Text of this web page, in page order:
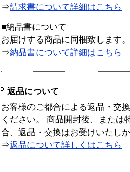
⇒請求書について詳細はこちら
■納品書について
お届けする商品に同梱致します。
⇒納品書について詳細はこちら
返品について
お客様のご都合による返品・交
ください。 商品開封後、または
合、返品・交換はお受けいたし
⇒返品について詳しくはこちら